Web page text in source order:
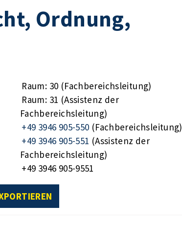
Ordnung,
Raum: 30 (Fachbereichsleitung)
Raum: 31 (Assistenz der
Fachbereichsleitung)
+49 3946 905-550 (Fachbereichsleitung)
+49 3946 905-551 (Assistenz der
Fachbereichsleitung)
+49 3946 905-9551